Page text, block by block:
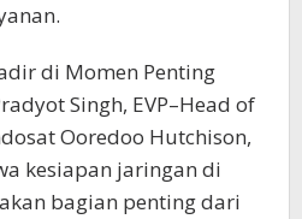
di Momen Penting
Singh, EVP–Head of
Ooredoo Hutchison,
kesiapan jaringan di
bagian penting dari